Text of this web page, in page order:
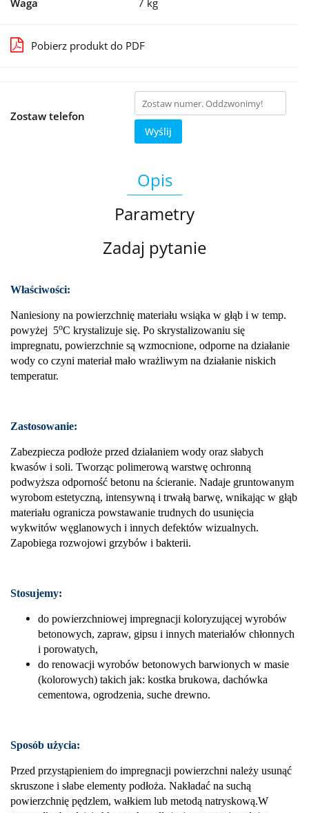
Waga 7 kg
Pobierz produkt do PDF
Zostaw telefon
Wyślij
Opis
Parametry
Zadaj pytanie
Właściwości:
Naniesiony na powierzchnię materiału wsiąka w głąb i w temp.
powyżej 5oC krystalizuje się. Po skrystalizowaniu się
impregnatu, powierzchnie są wzmocnione, odporne na działanie
wody co czyni materiał mało wrażliwym na działanie niskich
temperatur.
Zastosowanie:
Zabezpiecza podłoże przed działaniem wody oraz słabych
kwasów i soli. Tworząc polimerową warstwę ochronną
podwyższa odporność betonu na ścieranie. Nadaje gruntowanym
wyrobom estetyczną, intensywną i trwałą barwę, wnikając w głąb
materiału ogranicza powstawanie trudnych do usunięcia
wykwitów węglanowych i innych defektów wizualnych.
Zapobiega rozwojowi grzybów i bakterii.
Stosujemy:
do powierzchniowej impregnacji koloryzującej wyrobów
betonowych, zapraw, gipsu i innych materiałów chłonnych
i porowatych,
do renowacji wyrobów betonowych barwionych w masie
(kolorowych) takich jak: kostka brukowa, dachówka
cementowa, ogrodzenia, suche drewno.
Sposób użycia:
Przed przystąpieniem do impregnacji powierzchni należy usunąć
skruszone i słabe elementy podłoża. Nakładać na suchą
powierzchnię pędzlem, wałkiem lub metodą natryskową.W